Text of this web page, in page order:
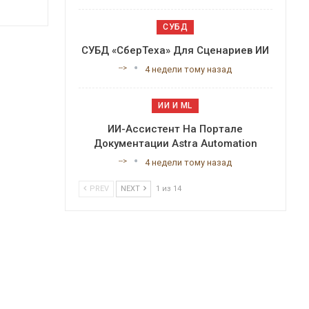
СУБД
СУБД «СберТеха» Для Сценариев ИИ
--> 4 недели тому назад
ИИ И ML
ИИ-Ассистент На Портале
Документации Astra Automation
--> 4 недели тому назад
PREV NEXT 1 из 14